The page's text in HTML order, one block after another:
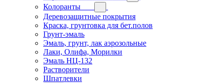
Колоранты
Деревозащитные покрытия
Краска, грунтовка для бет.полов
Грунт-эмаль
Эмаль, грунт, лак аэрозольные
Лаки, Олифа, Морилки
Эмаль НЦ-132
Растворители
Шпатлевки